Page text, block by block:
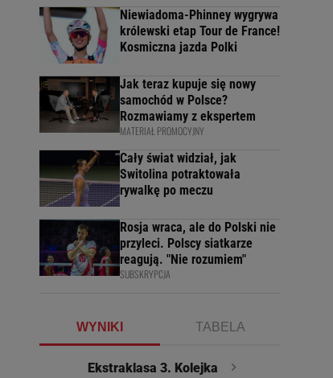
Niewiadoma-Phinney wygrywa
królewski etap Tour de France!
Kosmiczna jazda Polki
Jak teraz kupuje się nowy
samochód w Polsce?
Rozmawiamy z ekspertem
MATERIAŁ PROMOCYJNY
Cały świat widział, jak
Switolina potraktowała
rywalkę po meczu
Rosja wraca, ale do Polski nie
przyleci. Polscy siatkarze
reagują. "Nie rozumiem"
SUBSKRYPCJA
WYNIKI TABELA
Ekstraklasa 3. Kolejka